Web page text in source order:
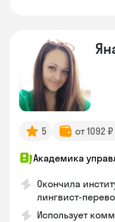
5 от 1092
Академика
Окончила
лингвист-
Использует